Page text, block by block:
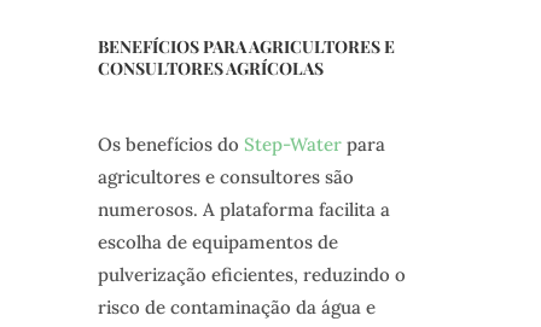
BENEFÍCIOS PARA AGRICULTORES E
CONSULTORES AGRÍCOLAS
Os benefícios do Step-Waterpara
agricultores e consultores são
numerosos. A plataforma facilita a
escolha de equipamentos de
pulverização eficientes, reduzindo o
risco de contaminação da água e